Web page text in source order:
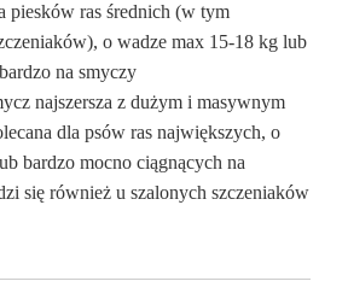
piesków ras średnich (w tym
o wadze max 15-18 kg lub
na smyczy
najszersza z dużym i masywnym
dla psów ras największych, o
bardzo mocno ciągnących na
się również u szalonych szczeniaków